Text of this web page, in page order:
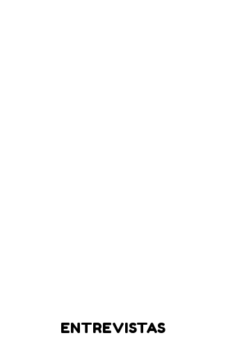
ENTREVISTAS